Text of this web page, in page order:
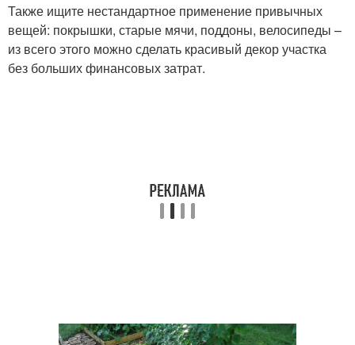
Также ищите нестандартное применение привычных
вещей: покрышки, старые мячи, поддоны, велосипеды –
из всего этого можно сделать красивый декор участка
без больших финансовых затрат.